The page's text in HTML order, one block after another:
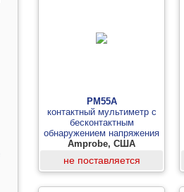
PM55A
контактный мультиметр с
бесконтактным
обнаружением напряжения
Amprobe, США
не поставляется